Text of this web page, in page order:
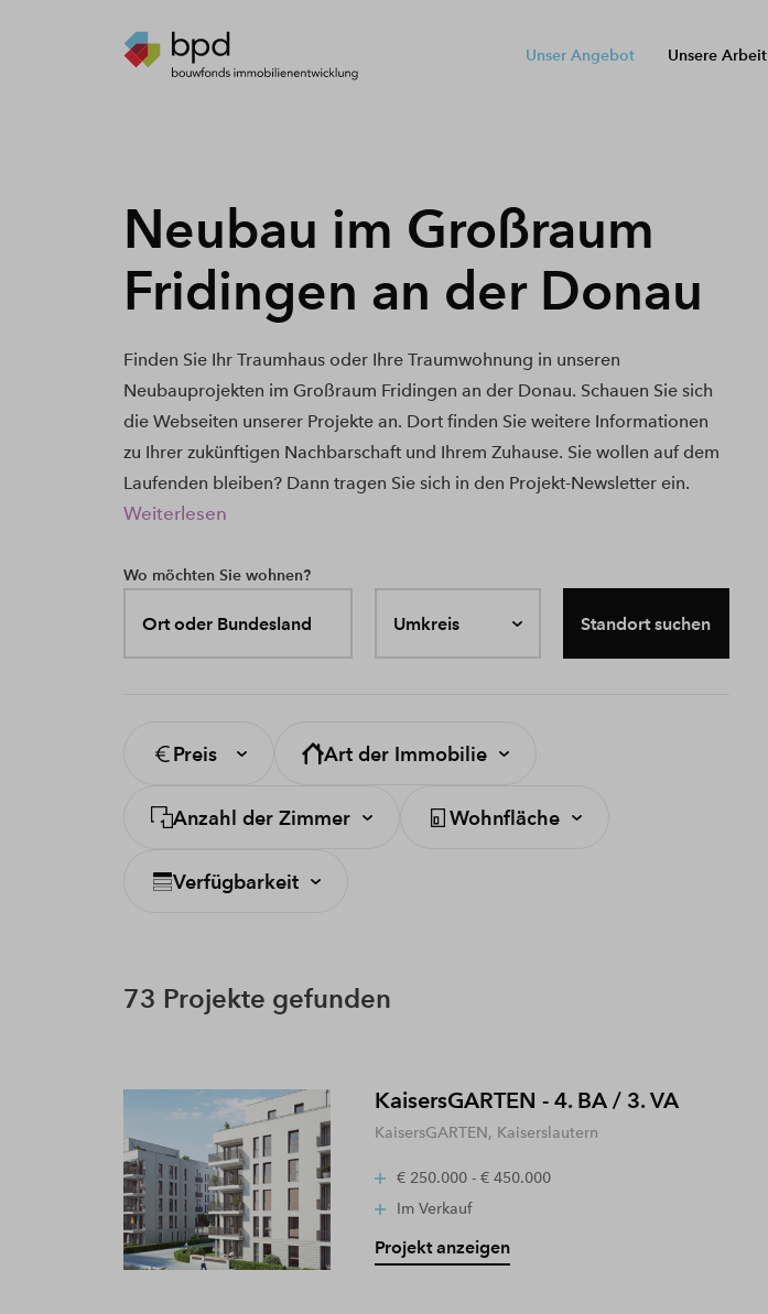
Unser Angebot Unsere Arbeit
Neubau im Großraum
Fridingen an der Donau
Finden Sie Ihr Traumhaus oder Ihre Traumwohnung in unseren
Neubauprojekten im Großraum Fridingen an der Donau. Schauen Sie sich
die Webseiten unserer Projekte an. Dort finden Sie weitere Informationen
zu Ihrer zukünftigen Nachbarschaft und Ihrem Zuhause. Sie wollen auf dem
Laufenden bleiben? Dann tragen Sie sich in den Projekt-Newsletter ein.
Weiterlesen
Wo möchten Sie wohnen?
Ort oder Bundesland Umkreis Standort suchen
Preis Art der Immobilie
Anzahl der Zimmer Wohnfläche
Verfügbarkeit
73 Projekte gefunden
KaisersGARTEN - 4. BA / 3. VA
KaisersGARTEN, Kaiserslautern
€ 250.000 - € 450.000
Im Verkauf
Projekt anzeigen